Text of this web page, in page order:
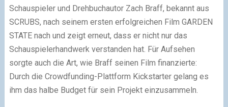
Schauspieler und Drehbuchautor Zach Braff, bekannt aus
SCRUBS, nach seinem ersten erfolgreichen Film GARDEN
STATE nach und zeigt erneut, dass er nicht nur das
Schauspielerhandwerk verstanden hat. Für Aufsehen
sorgte auch die Art, wie Braff seinen Film finanzierte:
Durch die Crowdfunding-Plattform Kickstarter gelang es
ihm das halbe Budget für sein Projekt einzusammeln.